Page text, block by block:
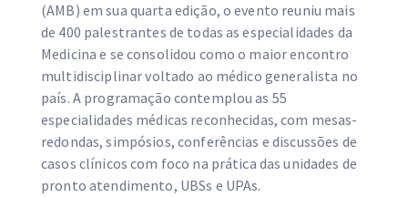
(AMB) em sua quarta edição, o evento reuniu mais
de 400 palestrantes de todas as especialidades da
Medicina e se consolidou como o maior encontro
multidisciplinar voltado ao médico generalista no
país. A programação contemplou as 55
especialidades médicas reconhecidas, com mesas-
redondas, simpósios, conferências e discussões de
casos clínicos com foco na prática das unidades de
pronto atendimento, UBSs e UPAs.